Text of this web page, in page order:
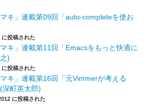
マキ」連載第09回「auto-completeを使お
投稿された
マキ」連載第11回「Emacsをもっと快適に
)
投稿された
マキ」連載第16回「元Vimmerが考える
深町英太郎)
に投稿された